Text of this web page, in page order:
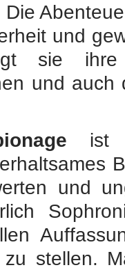
und
sie
und
ist
und
stellen.